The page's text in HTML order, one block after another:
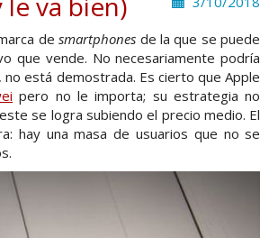
desmartphones de la que se puede
que vende. No necesariamente podría
está demostrada. Es cierto que Apple
pero no le importa; su estrategia no
se logra subiendo el precio medio. El
hay una masa de usuarios que no se